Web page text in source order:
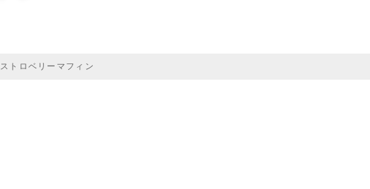
ストロベリーマフィン